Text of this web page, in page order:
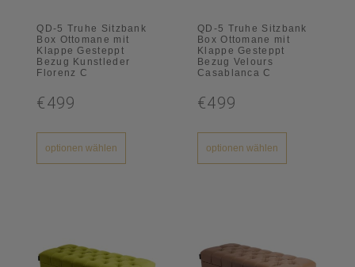
QD-5 Truhe Sitzbank
Box Ottomane mit
Klappe Gesteppt
Bezug Kunstleder
Florenz C
€499
optionen wählen
QD-5 Truhe Sitzbank
Box Ottomane mit
Klappe Gesteppt
Bezug Velours
Casablanca C
€499
optionen wählen